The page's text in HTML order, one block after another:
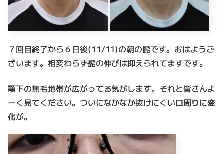
７回目終了から６日後(11/11)の朝の髭です。おはようご
ざいます。相変わらず髭の伸びは抑えられてますです。
顎下の無毛地帯が広がってる気がします。それと皆さんよ
ーく見てください。ついになかなか抜けにくい口周りに変
化が。